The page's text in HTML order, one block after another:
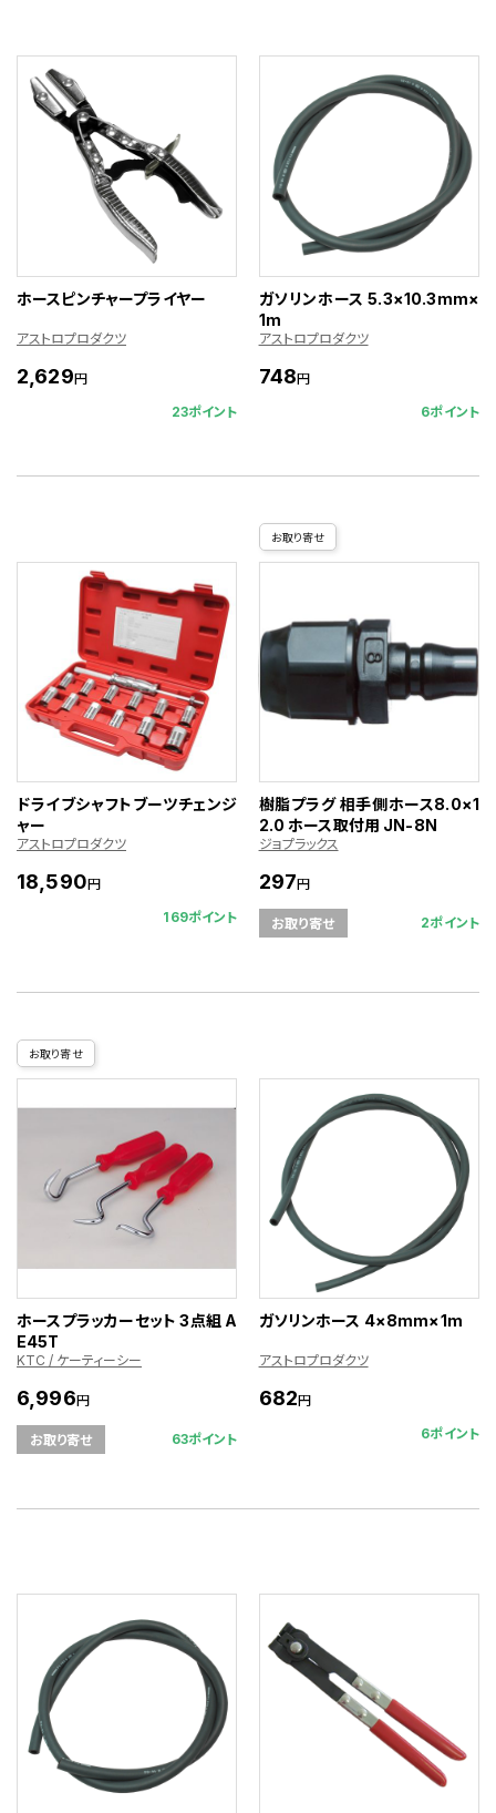
ホースピンチャープライヤー
アストロプロダクツ
2,629円
23ポイント
ガソリンホース 5.3×10.3mm×
1m
アストロプロダクツ
748円
6ポイント
ドライブシャフトブーツチェンジ
ャー
アストロプロダクツ
18,590円
169ポイント
お取り寄せ
樹脂プラグ 相手側ホース8.0×1
2.0 ホース取付用 JN-8N
ジョプラックス
297円
お取り寄せ 2ポイント
お取り寄せ
ホースプラッカーセット 3点組 A
E45T
KTC / ケーティーシー
6,996円
お取り寄せ 63ポイント
ガソリンホース 4×8mm×1m
アストロプロダクツ
682円
6ポイント